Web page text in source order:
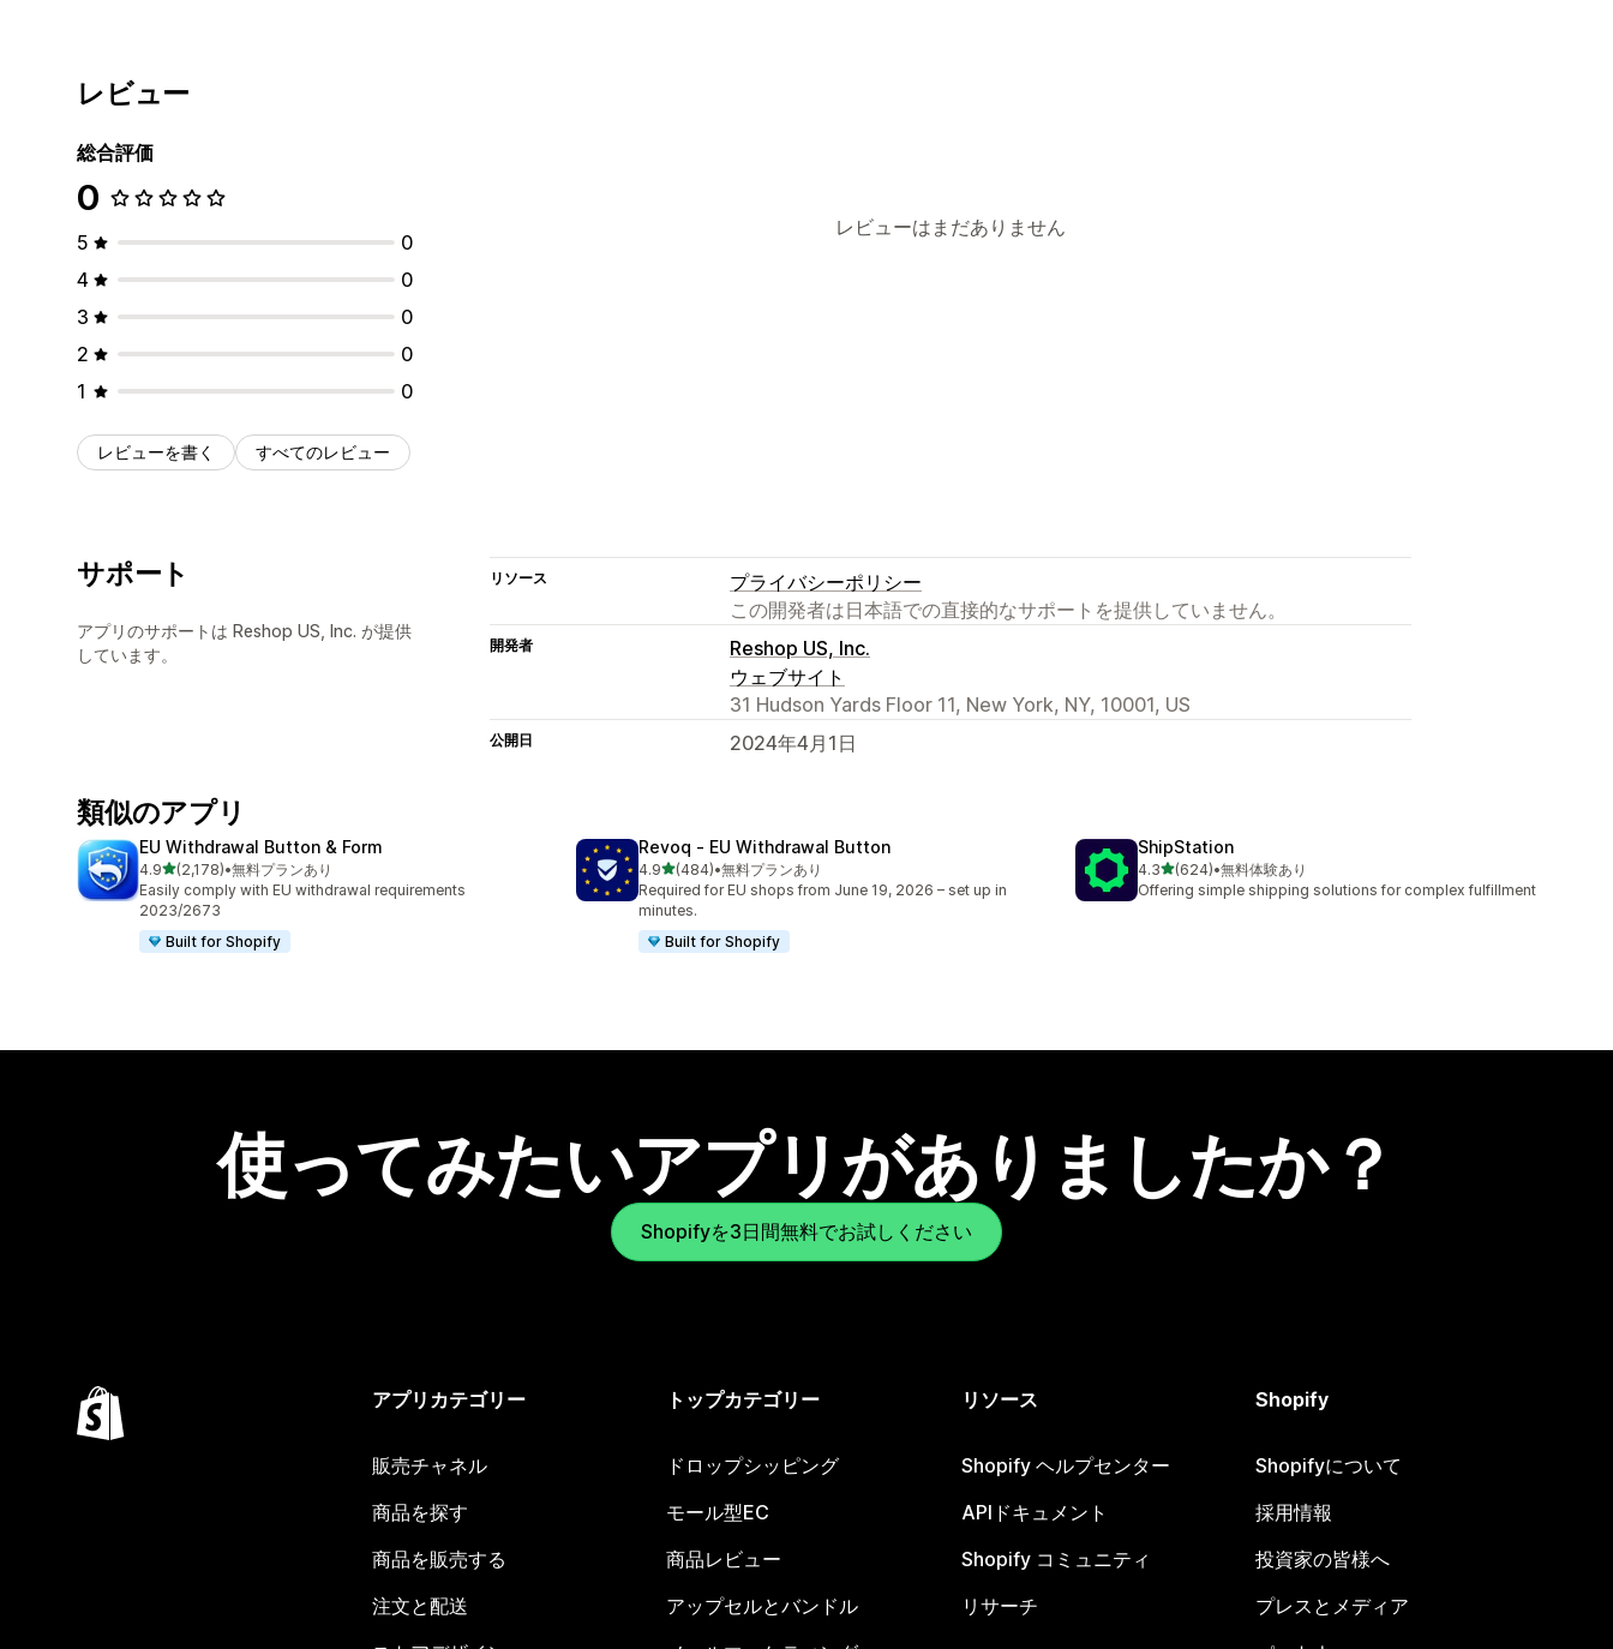
レビュー
総合評価
0
5
0
4
0
3
0
2
0
1
0
レビューを書く すべてのレビュー
レビューはまだありません
サポート
アプリのサポートは Reshop US, Inc. が提供
しています。
リソース
プライバシーポリシー
この開発者は日本語での直接的なサポートを提供していません。
開発者
Reshop US, Inc.
ウェブサイト
31 Hudson Yards Floor 11, New York, NY, 10001, US
公開日 2024年4月1日
類似のアプリ
EU Withdrawal Button & Form
4.95つ星中
(2,178)
合計レビュー数：2178件
•無料プランあり
Easily comply with EU withdrawal requirements
2023/2673
Built for Shopify
Revoq ‑ EU Withdrawal Button
4.95つ星中
(484)
合計レビュー数：484件
•無料プランあり
Required for EU shops from June 19, 2026 – set up in
minutes.
Built for Shopify
ShipStation
4.35つ星中
(624)
合計レビュー数：624件
•無料体験あり
Offering simple shipping solutions for complex fulfillment
使ってみたいアプリがありましたか？
Shopifyを3日間無料でお試しください
アプリカテゴリー
販売チャネル
商品を探す
商品を販売する
注文と配送
トップカテゴリー
ドロップシッピング
モール型EC
商品レビュー
アップセルとバンドル
リソース
Shopify ヘルプセンター
APIドキュメント
Shopify コミュニティ
リサーチ
Shopify
Shopifyについて
採用情報
投資家の皆様へ
プレスとメディア